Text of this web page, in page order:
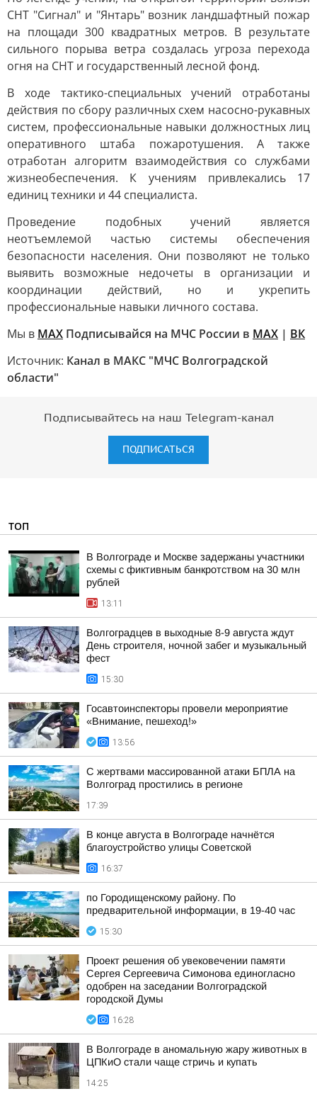
СНТ "Сигнал" и "Янтарь" возник ландшафтный пожар
на площади 300 квадратных метров. В результате
сильного порыва ветра создалась угроза перехода
огня на СНТ и государственный лесной фонд.
В ходе тактико-специальных учений отработаны
действия по сбору различных схем насосно-рукавных
систем, профессиональные навыки должностных лиц
оперативного штаба пожаротушения. А также
отработан алгоритм взаимодействия со службами
жизнеобеспечения. К учениям привлекались 17
единиц техники и 44 специалиста.
Проведение подобных учений является
неотъемлемой частью системы обеспечения
безопасности населения. Они позволяют не только
выявить возможные недочеты в организации и
координации действий, но и укрепить
профессиональные навыки личного состава.
Мы в МАХ Подписывайся на МЧС России в MAX | ВК
Источник: Канал в МАКС "МЧС Волгоградской
области"
Подписывайтесь на наш Telegram-канал
ПОДПИСАТЬСЯ
ТОП
В Волгограде и Москве задержаны участники
схемы с фиктивным банкротством на 30 млн
рублей
13:11
Волгоградцев в выходные 8-9 августа ждут
День строителя, ночной забег и музыкальный
фест
15:30
Госавтоинспекторы провели мероприятие
«Внимание, пешеход!»
13:56
С жертвами массированной атаки БПЛА на
Волгоград простились в регионе
17:39
В конце августа в Волгограде начнётся
благоустройство улицы Советской
16:37
по Городищенскому району. По
предварительной информации, в 19-40 час
15:30
Проект решения об увековечении памяти
Сергея Сергеевича Симонова единогласно
одобрен на заседании Волгоградской
городской Думы
16:28
В Волгограде в аномальную жару животных в
ЦПКиО стали чаще стричь и купать
14:25